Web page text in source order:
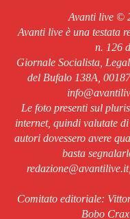
Avanti live ©
Avanti live è una testata
n. 126
Giornale Socialista,
del Bufalo 138A,
Le foto presenti sul
internet, quindi valutate
autori dovessero avere
basta
Comitato editoriale:
Bobo